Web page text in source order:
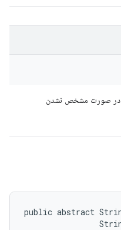
در صورت مشخص نشدن
public abstract